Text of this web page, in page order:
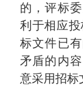
的，评标
利于相应
标文件已
矛盾的内
意采用招标